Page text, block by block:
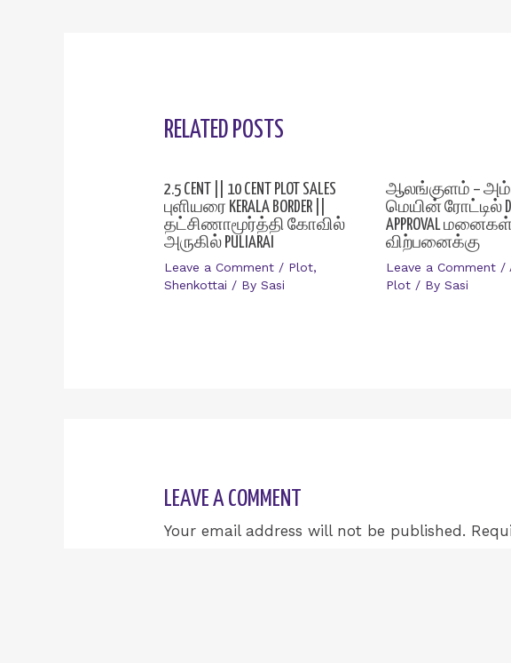
RELATED POSTS
2.5 CENT || 10 CENT PLOT SALES
புளியரை KERALA BORDER ||
தட்சிணாமூர்த்தி கோவில்
அருகில் PULIARAI
Leave a Comment / Plot,
Shenkottai / BySasi
ஆலங்குளம் –
மெயின் ரோட்டில்
APPROVAL மனைகள்
விற்பனைக்கு
Leave a Comment /
Plot/ By Sasi
LEAVE A COMMENT
Your email address will not be published.